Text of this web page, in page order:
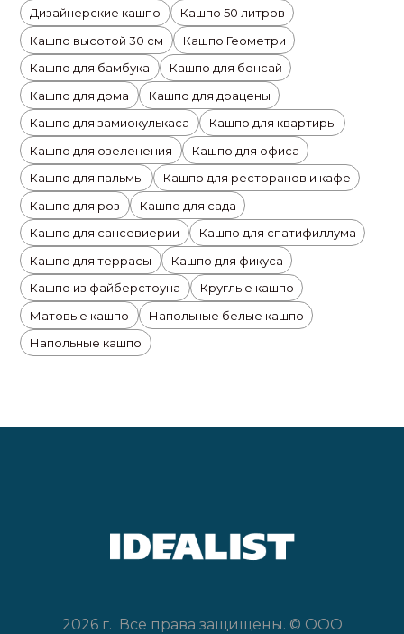
Дизайнерские кашпо
Кашпо 50 литров
Кашпо высотой 30 см
Кашпо Геометри
Кашпо для бамбука
Кашпо для бонсай
Кашпо для дома
Кашпо для драцены
Кашпо для замиокулькаса
Кашпо для квартиры
Кашпо для озеленения
Кашпо для офиса
Кашпо для пальмы
Кашпо для ресторанов и кафе
Кашпо для роз
Кашпо для сада
Кашпо для сансевиерии
Кашпо для спатифиллума
Кашпо для террасы
Кашпо для фикуса
Кашпо из файберстоуна
Круглые кашпо
Матовые кашпо
Напольные белые кашпо
Напольные кашпо
2026 г. Все права защищены. © ООО